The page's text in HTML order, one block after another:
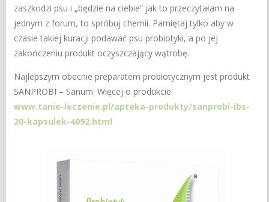
zaszkodzi psu i „będzie na ciebie” jak to przeczytałam na
jednym z forum, to spróbuj chemii. Pamiętaj tylko aby w
czasie takiej kuracji podawać psu probiotyki, a po jej
zakończeniu produkt oczyszczający wątrobę.
Najlepszym obecnie preparatem probiotycznym jest produkt
SANPROBI – Sanum. Więcej o produkcie:
www.tanie-leczenie.pl/apteka-produkty/sanprobi-ibs-
20-kapsulek-4092.html